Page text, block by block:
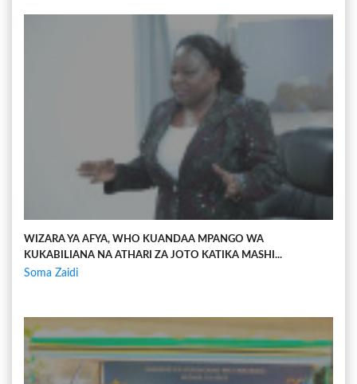
WIZARA YA AFYA, WHO KUANDAA MPANGO WA
KUKABILIANA NA ATHARI ZA JOTO KATIKA MASHI...
Soma Zaidi